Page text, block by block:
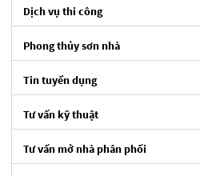
Dịch vụ thi công
Phong thủy sơn nhà
Tin tuyển dụng
Tư vấn kỹ thuật
Tư vấn mở nhà phân phối